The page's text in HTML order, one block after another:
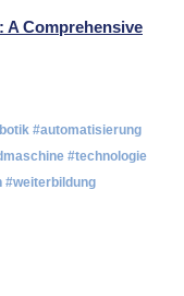
A Comprehensive
#automatisierung
#technologie
#weiterbildung